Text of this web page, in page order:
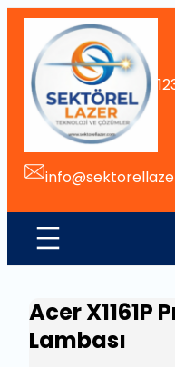
İçeriğe
Acer X1161P
Lambası